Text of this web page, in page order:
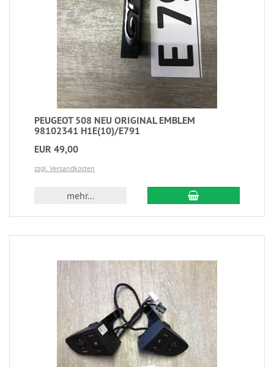
PEUGEOT 508 NEU ORIGINAL EMBLEM
98102341 H1E(10)/E791
EUR 49,00
zzgl. Versandkosten
mehr...